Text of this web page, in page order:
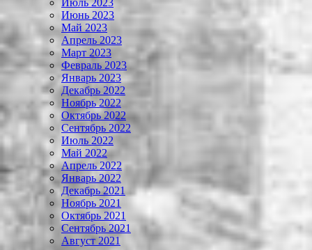
Июль 2023
Июнь 2023
Май 2023
Апрель 2023
Март 2023
Февраль 2023
Январь 2023
Декабрь 2022
Ноябрь 2022
Октябрь 2022
Сентябрь 2022
Июль 2022
Май 2022
Апрель 2022
Январь 2022
Декабрь 2021
Ноябрь 2021
Октябрь 2021
Сентябрь 2021
Август 2021